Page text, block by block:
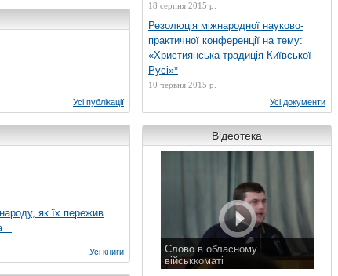
Усі публікації
як їх пережив
Усі книги
18 серпня 2015 р.
Резолюція міжнародної науково-
практичної конференції на тему:
«Християнська традиція Київської
Русі»*
10 червня 2015 р.
Усі документи
Відеотека
Слово в обласному
військкоматі